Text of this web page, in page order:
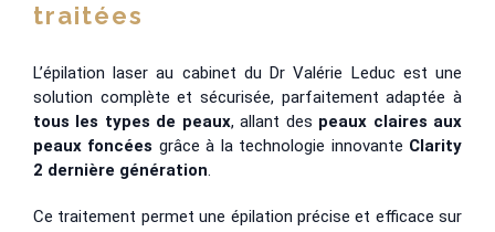
traitées
L’épilation laser au cabinet du Dr Valérie Leduc est une
solution complète et sécurisée, parfaitement adaptée à
tous les types de peaux, allant des peaux claires aux
peaux foncées grâce à la technologie innovante Clarity
2 dernière génération.
Ce traitement permet une épilation précise et efficace sur